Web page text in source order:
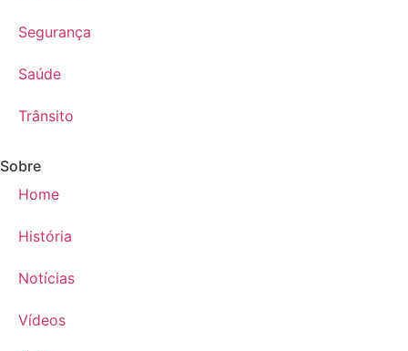
Segurança
Saúde
Trânsito
Sobre
Home
História
Notícias
Vídeos